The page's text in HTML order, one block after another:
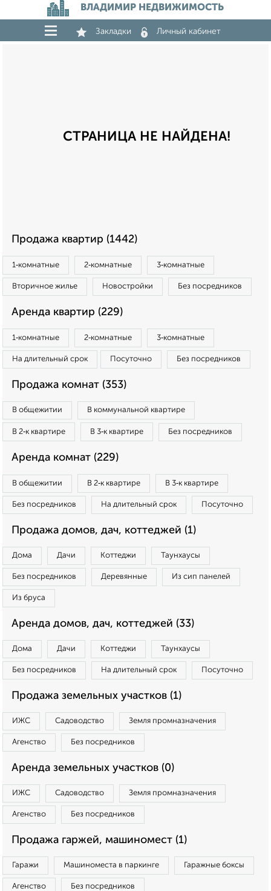
ВЛАДИМИР НЕДВИЖИМОСТЬ
Закладки Личный кабинет
СТРАНИЦА НЕ НАЙДЕНА!
Продажа квартир (1442)
1‑комнатные 2‑комнатные 3‑комнатные
Вторичное жилье Новостройки Без посредников
Аренда квартир (229)
1‑комнатные 2‑комнатные 3‑комнатные
На длительный срок Посуточно Без посредников
Продажа комнат (353)
В общежитии В коммунальной квартире
В 2‑к квартире В 3‑к квартире Без посредников
Аренда комнат (229)
В общежитии В 2‑к квартире В 3‑к квартире
Без посредников На длительный срок Посуточно
Продажа домов, дач, коттеджей (1)
Дома Дачи Коттеджи Таунхаусы
Без посредников Деревянные Из сип панелей
Из бруса
Аренда домов, дач, коттеджей (33)
Дома Дачи Коттеджи Таунхаусы
Без посредников На длительный срок Посуточно
Продажа земельных участков (1)
ИЖС Садоводство Земля промназначения
Агенство Без посредников
Аренда земельных участков (0)
ИЖС Садоводство Земля промназначения
Агенство Без посредников
Продажа гаржей, машиномест (1)
Гаражи Машиноместа в паркинге Гаражные боксы
Агенство Без посредников